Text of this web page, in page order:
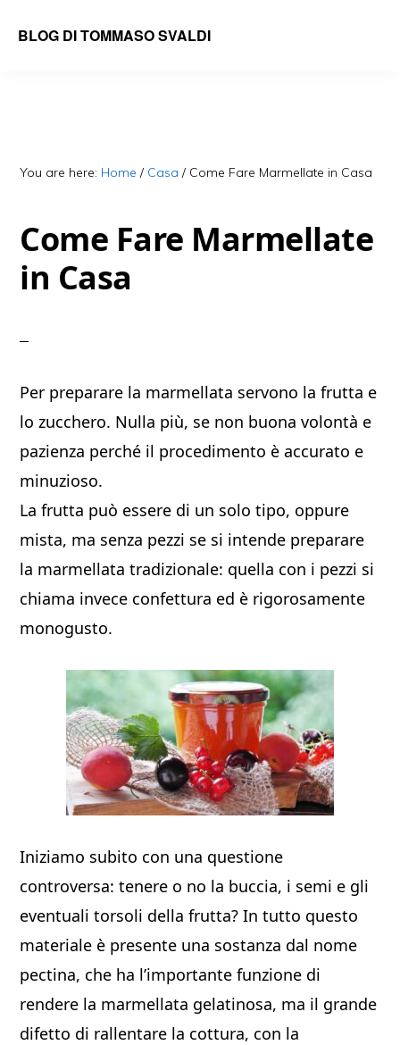
BLOG DI TOMMASO SVALDI
You are here: Home / Casa / Come Fare Marmellate in Casa
Come Fare Marmellate
in Casa
Per preparare la marmellata servono la frutta e
lo zucchero. Nulla più, se non buona volontà e
pazienza perché il procedimento è accurato e
minuzioso.
La frutta può essere di un solo tipo, oppure
mista, ma senza pezzi se si intende preparare
la marmellata tradizionale: quella con i pezzi si
chiama invece confettura ed è rigorosamente
monogusto.
Iniziamo subito con una questione
controversa: tenere o no la buccia, i semi e gli
eventuali torsoli della frutta? In tutto questo
materiale è presente una sostanza dal nome
pectina, che ha l’importante funzione di
rendere la marmellata gelatinosa, ma il grande
difetto di rallentare la cottura, con la